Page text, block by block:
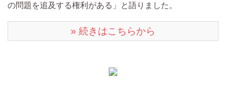
の問題を追及する権利がある」と語りました。
» 続きはこちらから